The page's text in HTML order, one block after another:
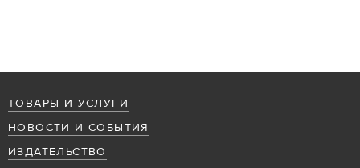
ТОВАРЫ И УСЛУГИ
НОВОСТИ И СОБЫТИЯ
ИЗДАТЕЛЬСТВО